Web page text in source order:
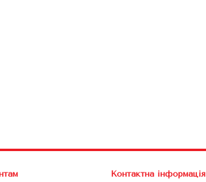
Контактна інформація